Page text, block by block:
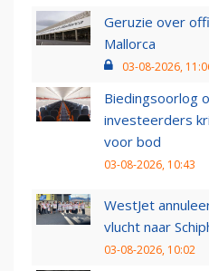
Geruzie over
Mallorca
03-08-2026,
Biedingsoorlog
investeerders
voor bod
03-08-2026, 10:43
WestJet
vlucht naar
03-08-2026, 10:02